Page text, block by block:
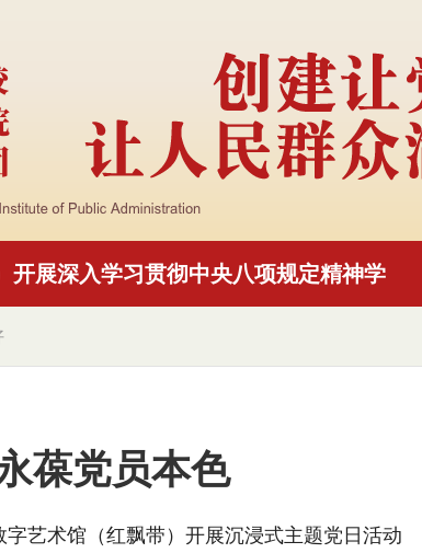
开展深入学习贯彻中央八项规定精神学
葆党员本色
艺术馆（红飘带）开展沉浸式主题党日活动